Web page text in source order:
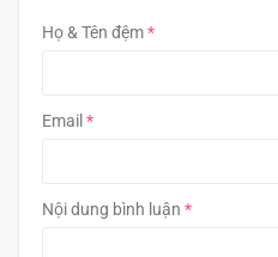
Họ & Tên đệm
Email
Nội dung bình luận